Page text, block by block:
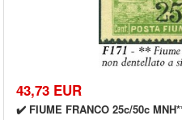
43,73 EUR
✔️ FIUME FRANCO 25c/50c